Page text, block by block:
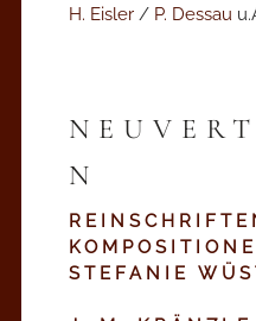
H. Eisler / P. Dessau
N
STEFANIE